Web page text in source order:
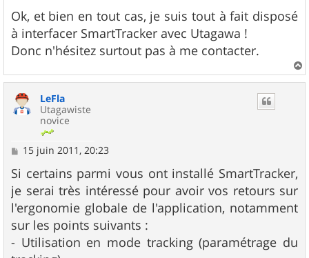
s
s
a
g
e
Ok, et bien en tout cas, je suis tout à fait disposé
à interfacer SmartTracker avec Utagawa !
Donc n'hésitez surtout pas à me contacter.
a
LeFla
Utagawiste
novice
M
s
s
a
g
e
15 juin 2011, 20:23
Si certains parmi vous ont installé SmartTracker,
je serai très intéressé pour avoir vos retours sur
l'ergonomie globale de l'application, notamment
sur les points suivants :
- Utilisation en mode tracking (paramétrage du